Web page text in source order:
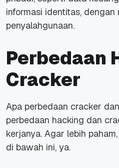
informasi identitas,
penyalahgunaan.
Perbedaan
Cracker
Apa perbedaan cracker
perbedaan hacking dan
kerjanya. Agar lebih
di bawah ini, ya.